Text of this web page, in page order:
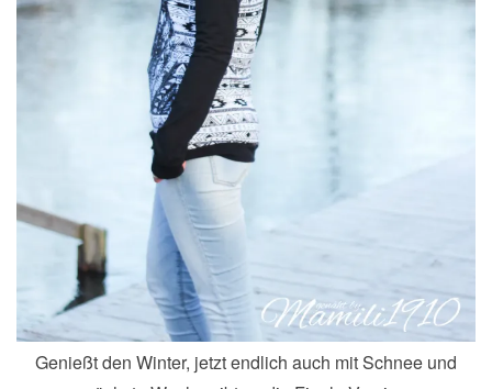
Genießt den Winter, jetzt endlich auch mit Schnee und